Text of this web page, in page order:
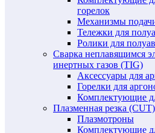
горелок
Механизмы
Тележки для
Ролики для
Сварка неплавящимся
инертных газов (TIG)
Аксессуары для
Горелки для
Комплектующие
Плазменная резка (CUT)
Плазмотроны
Комплектующие